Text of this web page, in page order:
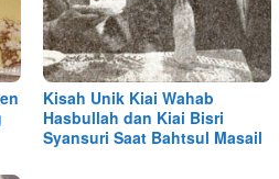
Kisah Unik Kiai Wahab
Hasbullah dan Kiai Bisri
Syansuri Saat Bahtsul Masail